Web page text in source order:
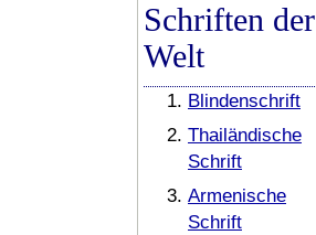
Schriften der
Welt
Blindenschrift
Thailändische
Schrift
Armenische
Schrift